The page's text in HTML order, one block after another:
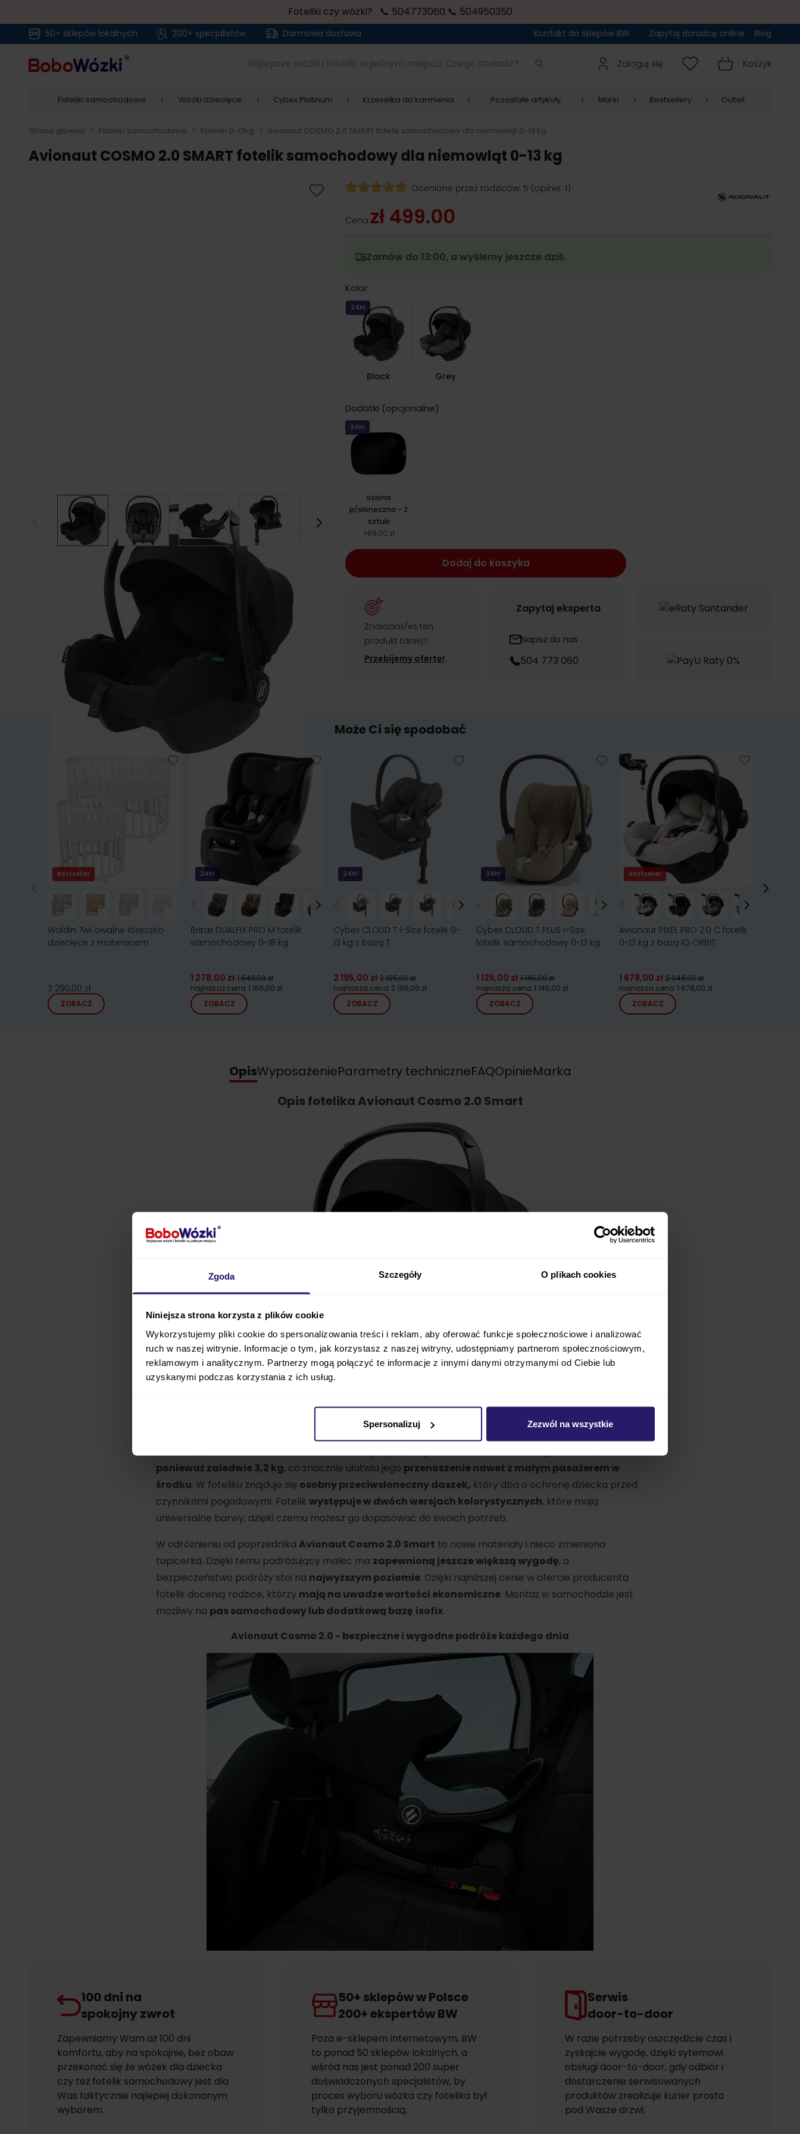
Zgoda Szczegóły O plikach cookies
Niniejsza strona korzysta z plików cookie
Wykorzystujemy pliki cookie do spersonalizowania treści i reklam, aby oferować funkcje społecznościowe i analizować
ruch w naszej witrynie. Informacje o tym, jak korzystasz z naszej witryny, udostępniamy partnerom społecznościowym,
reklamowym i analitycznym. Partnerzy mogą połączyć te informacje z innymi danymi otrzymanymi od Ciebie lub
uzyskanymi podczas korzystania z ich usług.
Spersonalizuj Zezwól na wszystkie
Foteliki czy wózki? 📞 504773060 📞 504950350
50+ sklepów lokalnych 200+ specjalistów Darmowa dostawa Kontakt do sklepów BW Zapytaj doradcę online Blog
Najlepsze wózki i foteliki w jednym miejscu. Czego szukasz? Zaloguj się Koszyk
Foteliki samochodowe Wózki dziecięce Cybex Platinum Krzesełka do karmienia Pozostałe artykuły Marki Bestsellery Outlet
Strona główna > Foteliki samochodowe > Foteliki 0-13kg > Avionaut COSMO 2.0 SMART fotelik samochodowy dla niemowląt 0-13 kg
Avionaut COSMO 2.0 SMART fotelik samochodowy dla niemowląt 0-13 kg
Ocenione przez rodziców: 5 (opinie: 1)
Cena:zł 499.00
Zamów do 13:00, a wyślemy jeszcze dziś.
Kolor:
24h! Black
Black
Grey
Grey
Dodatki (opcjonalne)
24h!
osłona
p/słoneczna - 2
sztuki
+69,00 zł
Dodaj do koszyka
Znalazłaś/eś ten
produkt taniej?
Przebijemy ofertę!
Zapytaj eksperta
Napisz do nas
504 773 060
Może Ci się spodobać
Bestseller
Waldin 7w1 owalne łóżeczko
dziecięce z materacem
2 290,00 zł
ZOBACZ
24h!
Britax DUALFIX PRO M fotelik
samochodowy 0-18 kg
1 278,00 zł 1 649,00 zł
najniższa cena 1 165,00 zł
ZOBACZ
24h!
Cybex CLOUD T i-Size fotelik 0-
13 kg z bazą T
2 195,00 zł 2 195,00 zł
najniższa cena 2 195,00 zł
ZOBACZ
24h!
Cybex CLOUD T PLUS i-Size
fotelik samochodowy 0-13 kg
1 125,00 zł 1 145,00 zł
najniższa cena 1 145,00 zł
ZOBACZ
Bestseller
Avionaut PIXEL PRO 2.0 C fotelik
0-13 kg z bazą IQ ORBIT
1 678,00 zł 2 048,00 zł
najniższa cena 1 678,00 zł
ZOBACZ
Opis
Opis fotelika Avionaut Cosmo 2.0 Smart
ponieważ zaledwie 3,2 kg, co znacznie ułatwia jego przenoszenie nawet z małym pasażerem w
środku. W foteliku znajduje się osobny przeciwsłoneczny daszek, który dba o ochronę dziecka przed
czynnikami pogodowymi. Fotelik występuje w dwóch wersjach kolorystycznych, które mają
uniwersalne barwy, dzięki czemu możesz go dopasować do swoich potrzeb.
W odróżnieniu od poprzednika Avionaut Cosmo 2.0 Smart to nowe materiały i nieco zmieniona
tapicerka. Dzięki temu podróżujący malec ma zapewnioną jeszcze większą wygodę, a
bezpieczeństwo podróży stoi na najwyższym poziomie. Dzięki najniższej cenie w ofercie producenta
fotelik docenią rodzice, którzy mają na uwadze wartości ekonomiczne. Montaż w samochodzie jest
możliwy na pas samochodowy lub dodatkową bazę isofix.
Avionaut Cosmo 2.0 - bezpieczne i wygodne podróże każdego dnia
WyposażenieParametry techniczneFAQOpinieMarka
100 dni na
spokojny zwrot
Zapewniamy Wam aż 100 dni
komfortu, aby na spokojnie, bez obaw
przekonać się że wózek dla dziecka
czy też fotelik samochodowy jest dla
Was faktycznie najlepiej dokonanym
wyborem.
50+ sklepów w Polsce
200+ ekspertów BW
Poza e-sklepem internetowym, BW
to ponad 50 sklepów lokalnych, a
wśród nas jest ponad 200 super
doświadczonych specjalistów, by
proces wyboru wózka czy fotelika był
tylko przyjemnością.
Serwis
door-to-door
W razie potrzeby oszczędźcie czas i
zyskajcie wygodę, dzięki sytemowi
obsługi door-to-door, gdy odbiór i
dostarczenie serwisowanych
produktów zrealizuje kurier prosto
pod Wasze drzwi.